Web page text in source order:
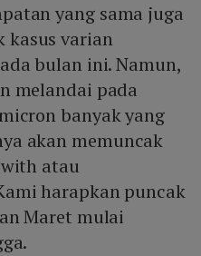
yang sama juga
kasus varian
bulan ini. Namun,
melandai pada
banyak yang
akan memuncak
atau
harapkan puncak
Maret mulai